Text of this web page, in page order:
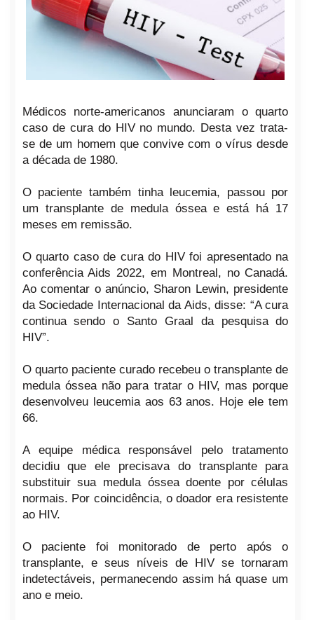
Médicos norte-americanos anunciaram o quarto
caso de cura do HIV no mundo. Desta vez trata-
se de um homem que convive com o vírus desde
a década de 1980.
O paciente também tinha leucemia, passou por
um transplante de medula óssea e está há 17
meses em remissão.
O quarto caso de cura do HIV foi apresentado na
conferência Aids 2022, em Montreal, no Canadá.
Ao comentar o anúncio, Sharon Lewin, presidente
da Sociedade Internacional da Aids, disse: “A cura
continua sendo o Santo Graal da pesquisa do
HIV”.
O quarto paciente curado recebeu o transplante de
medula óssea não para tratar o HIV, mas porque
desenvolveu leucemia aos 63 anos. Hoje ele tem
66.
A equipe médica responsável pelo tratamento
decidiu que ele precisava do transplante para
substituir sua medula óssea doente por células
normais. Por coincidência, o doador era resistente
ao HIV.
O paciente foi monitorado de perto após o
transplante, e seus níveis de HIV se tornaram
indetectáveis, permanecendo assim há quase um
ano e meio.